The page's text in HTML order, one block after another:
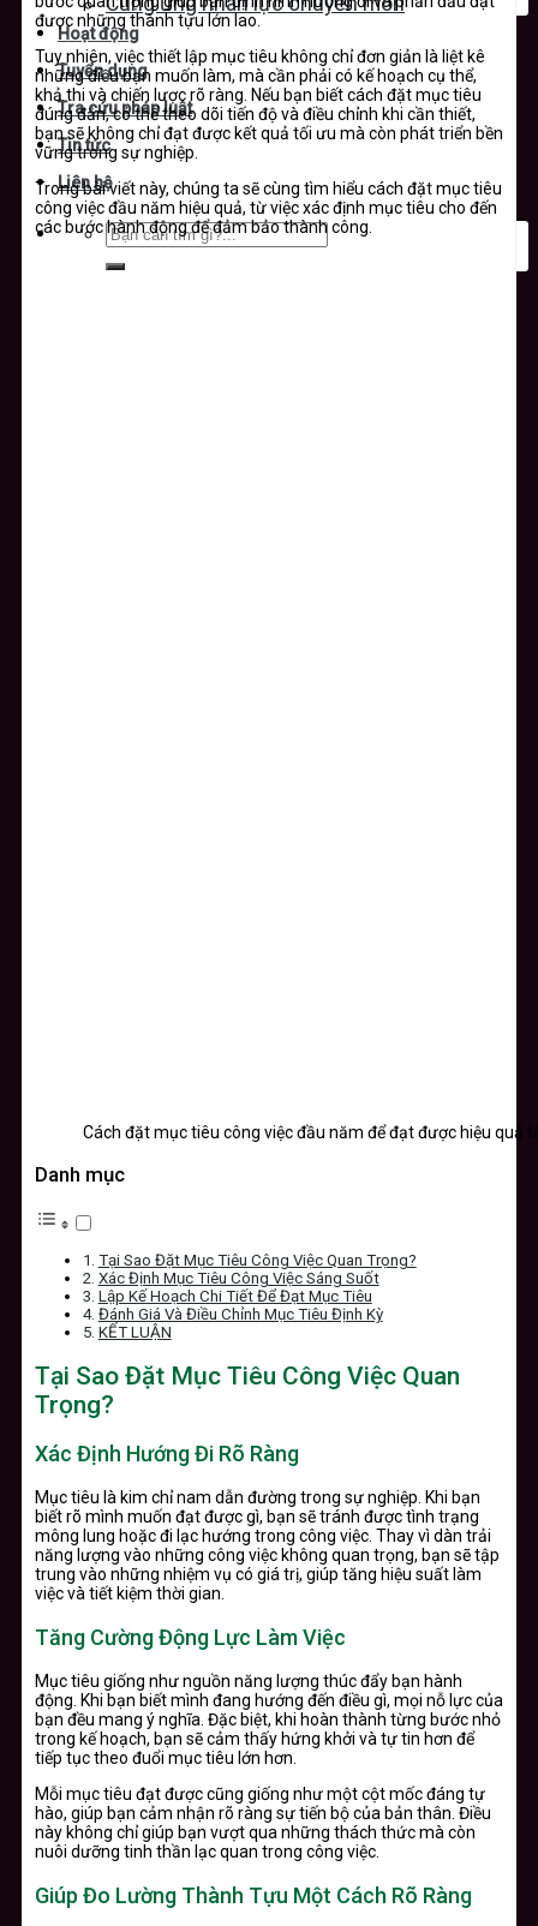
Hoạt động
Tuyển dụng
Tra cứu pháp luật
Tin tức
Liên hệ
được những thành tựu lớn lao.
Tuy nhiên, việc thiết lập mục tiêu không chỉ đơn giản là liệt kê
những điều bạn muốn làm, mà cần phải có kế hoạch cụ thể,
khả thi và chiến lược rõ ràng. Nếu bạn biết cách đặt mục tiêu
đúng đắn, có thể theo dõi tiến độ và điều chỉnh khi cần thiết,
bạn sẽ không chỉ đạt được kết quả tối ưu mà còn phát triển bền
vững trong sự nghiệp.
Trong bài viết này, chúng ta sẽ cùng tìm hiểu cách đặt mục tiêu
công việc đầu năm hiệu quả, từ việc xác định mục tiêu cho đến
các bước hành động để đảm bảo thành công.
Cách đặt mục tiêu công việc đầu năm để đạt được hiệu quả
Danh mục
Tại Sao Đặt Mục Tiêu Công Việc Quan Trọng?
Xác Định Mục Tiêu Công Việc Sáng Suốt
Lập Kế Hoạch Chi Tiết Để Đạt Mục Tiêu
Đánh Giá Và Điều Chỉnh Mục Tiêu Định Kỳ
KẾT LUẬN
Tại Sao Đặt Mục Tiêu Công Việc Quan
Trọng?
Xác Định Hướng Đi Rõ Ràng
Mục tiêu là kim chỉ nam dẫn đường trong sự nghiệp. Khi bạn
biết rõ mình muốn đạt được gì, bạn sẽ tránh được tình trạng
mông lung hoặc đi lạc hướng trong công việc. Thay vì dàn trải
năng lượng vào những công việc không quan trọng, bạn sẽ tập
trung vào những nhiệm vụ có giá trị, giúp tăng hiệu suất làm
việc và tiết kiệm thời gian.
Tăng Cường Động Lực Làm Việc
Mục tiêu giống như nguồn năng lượng thúc đẩy bạn hành
động. Khi bạn biết mình đang hướng đến điều gì, mọi nỗ lực của
bạn đều mang ý nghĩa. Đặc biệt, khi hoàn thành từng bước nhỏ
trong kế hoạch, bạn sẽ cảm thấy hứng khởi và tự tin hơn để
tiếp tục theo đuổi mục tiêu lớn hơn.
Mỗi mục tiêu đạt được cũng giống như một cột mốc đáng tự
hào, giúp bạn cảm nhận rõ ràng sự tiến bộ của bản thân. Điều
này không chỉ giúp bạn vượt qua những thách thức mà còn
nuôi dưỡng tinh thần lạc quan trong công việc.
Giúp Đo Lường Thành Tựu Một Cách Rõ Ràng